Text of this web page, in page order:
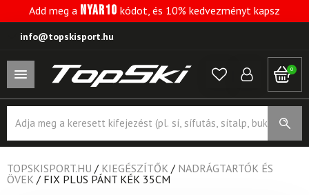
Add meg a NYAR10 kódot, és 10% kedvezményt kapsz
info@topskisport.hu
0
search
TOPSKISPORT.HU / KIEGÉSZÍTŐK / NADRÁGTARTÓK ÉS
ÖVEK / FIX PLUS PÁNT KÉK 35CM